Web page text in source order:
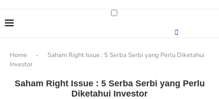
Home -
Saham Right Issue : 5 Serba Serbi yang Perlu Diketahui
Investor
Saham Right Issue : 5 Serba Serbi yang Perlu
Diketahui Investor